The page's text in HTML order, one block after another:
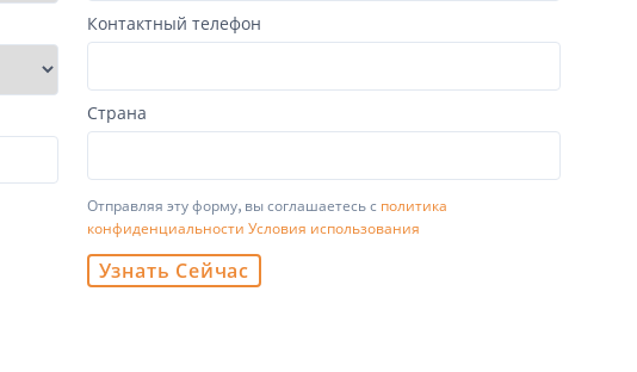
Контактный телефон
Страна
Отправляя эту форму, вы соглашаетесь с политика
конфиденциальности Условия использования
Узнать Сейчас